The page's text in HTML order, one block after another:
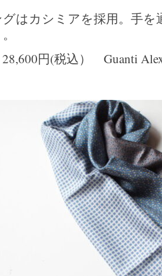
はカシミアを採用。手
円(税込） Guanti